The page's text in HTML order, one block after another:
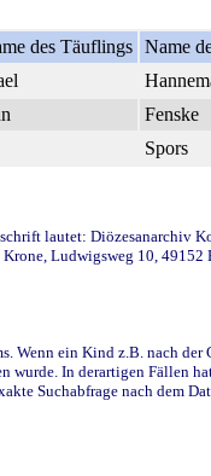
des Täuflings Name
Fenske
Spors
lautet: Diözesanarchiv
Ludwigsweg 10,
ein Kind z.B. nach
In derartigen Fällen
Suchabfrage nach dem